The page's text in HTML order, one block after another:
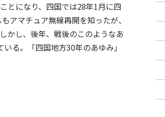
とになり、四国では28年1月に四
アマチュア無線再開を知ったが、
かし、後年、戦後のこのようなあ
る。「四国地方30年のあゆみ」